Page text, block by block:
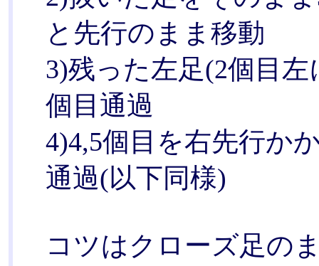
と先行のまま移動
3)残った左足(2個目
個目通過
4)4,5個目を右先行か
通過(以下同様)
コツはクローズ足の